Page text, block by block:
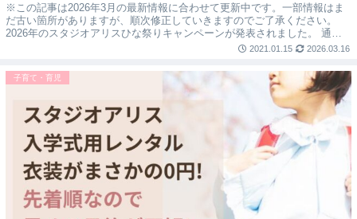
※この記事は2026年3月の最新情報に合わせて更新中です。一部情報はま
だ古い箇所がありますが、順次修正していきますのでご了承ください。
2026年のスタジオアリスひな祭りキャンペーンが発表されました。 通常
2021.01.15 2026.03.16
子育て・育児